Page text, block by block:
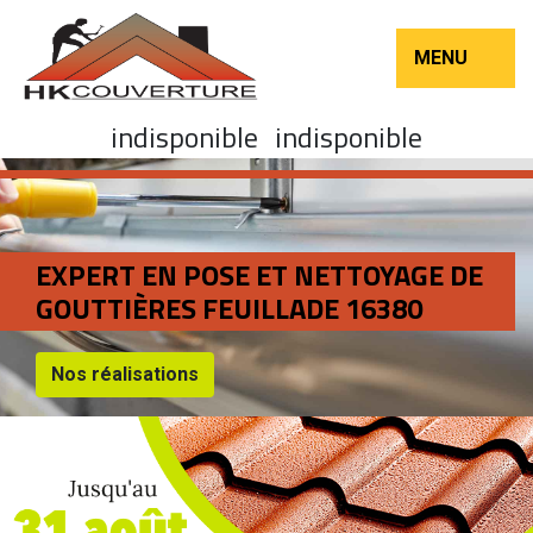
MENU
indisponible indisponible
EXPERT EN POSE ET NETTOYAGE DE
GOUTTIÈRES FEUILLADE 16380
Nos réalisations